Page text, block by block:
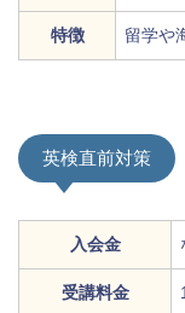
特徴 留学や
英検直前対策
入会金
受講料金